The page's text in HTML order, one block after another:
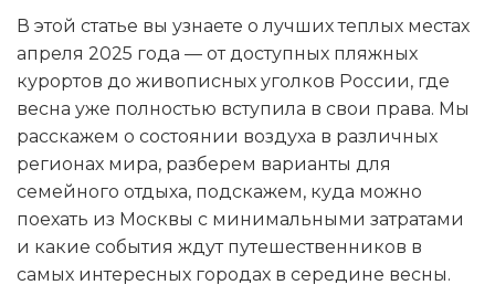
В этой статье вы узнаете о лучших теплых местах
апреля 2025 года — от доступных пляжных
курортов до живописных уголков России, где
весна уже полностью вступила в свои права. Мы
расскажем о состоянии воздуха в различных
регионах мира, разберем варианты для
семейного отдыха, подскажем, куда можно
поехать из Москвы с минимальными затратами
и какие события ждут путешественников в
самых интересных городах в середине весны.